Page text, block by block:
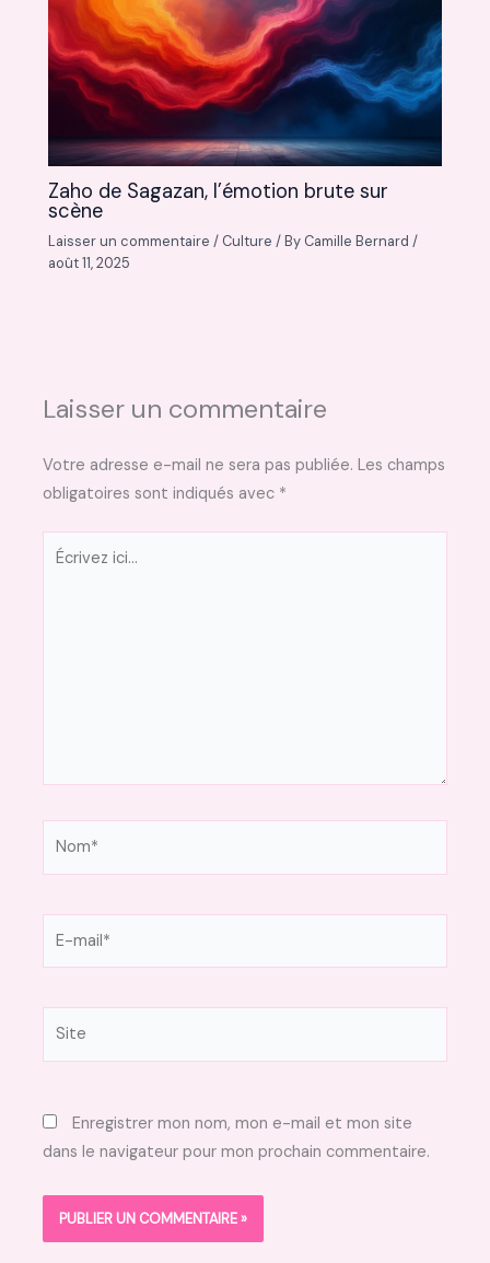
Zaho de Sagazan, l’émotion brute sur
scène
Laisser un commentaire / Culture / By Camille Bernard/
août 11, 2025
Laisser un commentaire
Votre adresse e-mail ne sera pas publiée. Les champs
obligatoires sont indiqués avec *
Écrivez
Enregistrer mon nom, mon e-mail et mon site
dans le navigateur pour mon prochain commentaire.